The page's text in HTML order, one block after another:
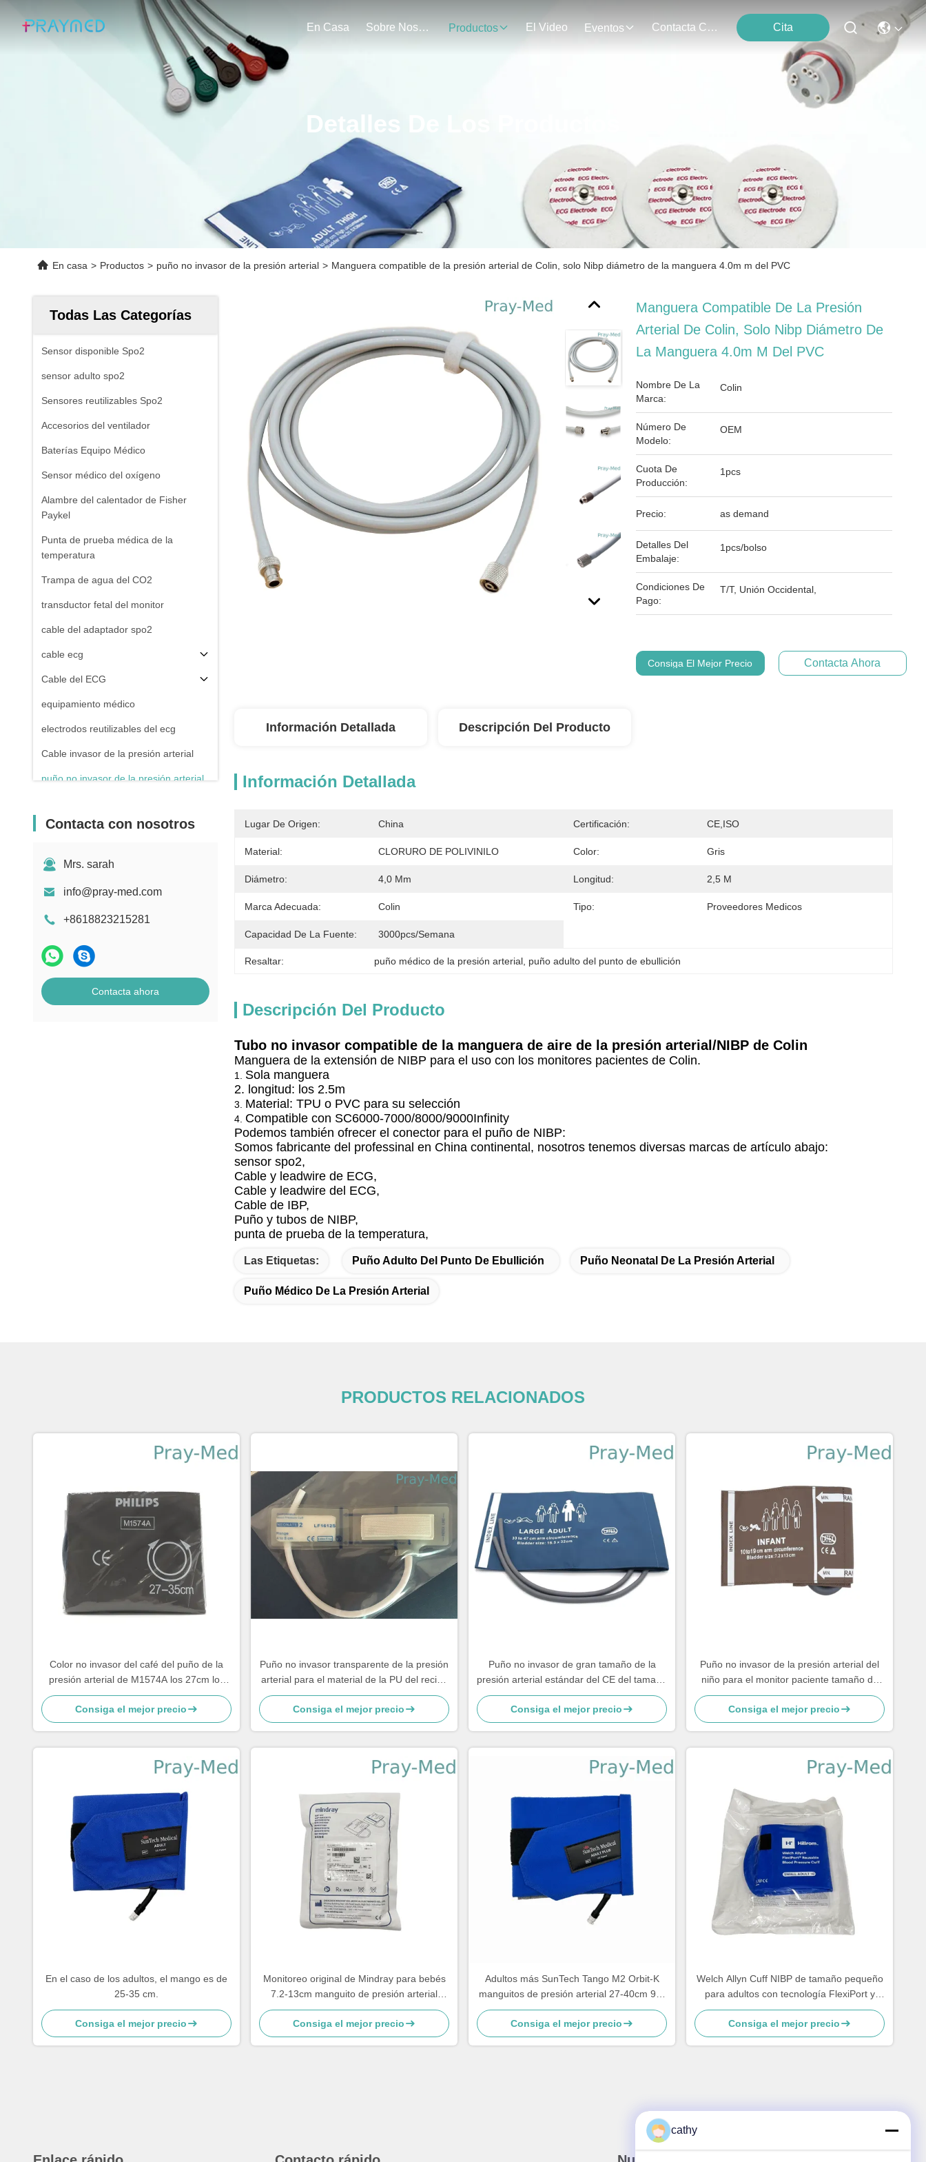
En Casa Sobre Nosotros Productos El Video Eventos Contacta Con Nosotros Cita
Detalles De Los Productos
En casa > Productos > puño no invasor de la presión arterial > Manguera compatible de la presión arterial de Colin, solo Nibp diámetro de la manguera 4.0m m del PVC
Todas Las Categorías
Sensor disponible Spo2
sensor adulto spo2
Sensores reutilizables Spo2
Accesorios del ventilador
Baterías Equipo Médico
Sensor médico del oxígeno
Alambre del calentador de Fisher
Paykel
Punta de prueba médica de la
temperatura
Trampa de agua del CO2
transductor fetal del monitor
cable del adaptador spo2
cable ecg
Cable del ECG
equipamiento médico
electrodos reutilizables del ecg
Cable invasor de la presión arterial
puño no invasor de la presión arterial
Electrosurgical
Contacta con nosotros
Mrs. sarah
info@pray-med.com
+8618823215281
Contacta ahora
Manguera Compatible De La Presión
Arterial De Colin, Solo Nibp Diámetro De
La Manguera 4.0m M Del PVC
Nombre De La
Marca:
Colin
Número De
Modelo:
OEM
Cuota De
Producción:
1pcs
Precio: as demand
Detalles Del
Embalaje:
1pcs/bolso
Condiciones De
Pago:
T/T, Unión Occidental,
Consiga El Mejor Precio Contacta Ahora
Información Detallada Descripción Del Producto
Información Detallada
Lugar De Origen: China Certificación: CE,ISO
Material: CLORURO DE POLIVINILO Color: Gris
Diámetro: 4,0 Mm Longitud: 2,5 M
Marca Adecuada: Colin Tipo: Proveedores Medicos
Capacidad De La Fuente: 3000pcs/semana
Resaltar: puño médico de la presión arterial puño adulto del punto de ebullición
Descripción Del Producto
Tubo no invasor compatible de la manguera de aire de la presión arterial/NIBP de Colin
Manguera de la extensión de NIBP para el uso con los monitores pacientes de Colin.
1. Sola manguera
2. longitud: los 2.5m
3. Material: TPU o PVC para su selección
4. Compatible con SC6000-7000/8000/9000Infinity
Podemos también ofrecer el conector para el puño de NIBP:
Somos fabricante del professinal en China continental, nosotros tenemos diversas marcas de artículo abajo:
sensor spo2,
Cable y leadwire de ECG,
Cable y leadwire del ECG,
Cable de IBP,
Puño y tubos de NIBP,
punta de prueba de la temperatura,
Las Etiquetas: Puño Adulto Del Punto De Ebullición Puño Neonatal De La Presión Arterial
Puño Médico De La Presión Arterial
PRODUCTOS RELACIONADOS
Color no invasor del café del puño de la
presión arterial de M1574A los 27cm los
35cm NIBP
Consiga el mejor precio
Puño no invasor transparente de la presión
arterial para el material de la PU del recién
nacido
Consiga el mejor precio
Puño no invasor de gran tamaño de la
presión arterial estándar del CE del tamaño
de 33 - de los 47cm
Consiga el mejor precio
Puño no invasor de la presión arterial del
niño para el monitor paciente tamaño de
10 - del 19cm
Consiga el mejor precio
En el caso de los adultos, el mango es de
25-35 cm.
Consiga el mejor precio
Monitoreo original de Mindray para bebés
7.2-13cm manguito de presión arterial
CM1201 reutilizable
Consiga el mejor precio
Adultos más SunTech Tango M2 Orbit-K
manguitos de presión arterial 27-40cm 98-
0061-05
Consiga el mejor precio
Welch Allyn Cuff NIBP de tamaño pequeño
para adultos con tecnología FlexiPort y
construcción reutilizable
Consiga el mejor precio
cathy